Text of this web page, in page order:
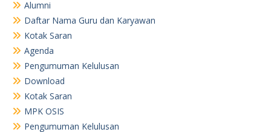
Alumni
Daftar Nama Guru dan Karyawan
Kotak Saran
Agenda
Pengumuman Kelulusan
Download
Kotak Saran
MPK OSIS
Pengumuman Kelulusan